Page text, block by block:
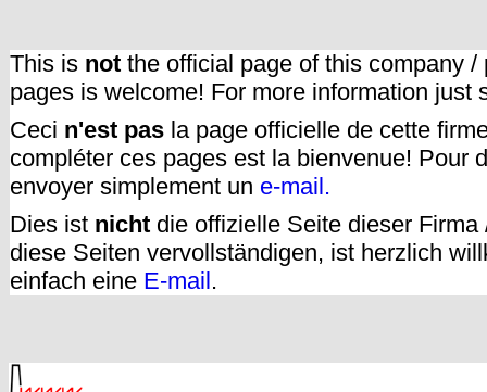
This is not the official page of this company
pages is welcome! For more information just
Ceci n'est pas la page officielle de cette
compléter ces pages est la bienvenue! Pour
envoyer simplement un e-mail.
Dies ist nicht die offizielle Seite dieser
diese Seiten vervollständigen, ist herzlich
einfach eine E-mail.